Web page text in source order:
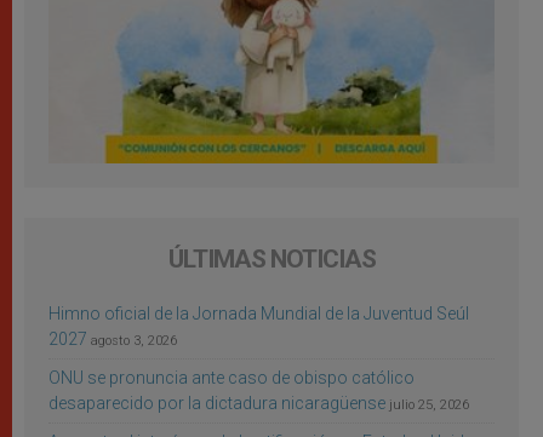
ÚLTIMAS NOTICIAS
Himno oficial de la Jornada Mundial de la Juventud Seúl
2027 agosto 3, 2026
ONU se pronuncia ante caso de obispo católico
desaparecido por la dictadura nicaragüense julio 25, 2026